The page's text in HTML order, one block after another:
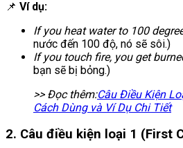
📌 Ví dụ:
If you heat water to 100
nước đến 100 độ, nó sẽ sôi.)
If you touch fire, you get
bạn sẽ bị bỏng.)
>> Đọc thêm:Câu Điều Kiện
Cách Dùng và Ví Dụ Chi Tiết
2. Câu điều kiện loại 1 (First